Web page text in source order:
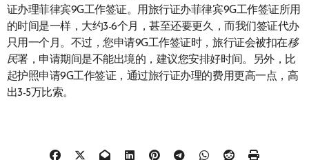
证办理菲律宾9G工作签证。用旅行证办菲律宾9G工作签证所用
的时间是一样，大约3-6个月，甚至还要更久，而我们签证代办
只用一个月。不过，您申请9G工作签证时，旅行证会被扣在移
民署，申请期间是不能出境的，建议您安排好时间。另外，比
起护照申请9G工作签证，通过旅行证办理的费用更高一点，高
出3-5万比索。